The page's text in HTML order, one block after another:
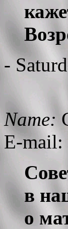
-
Name:
E-mail:
в
о